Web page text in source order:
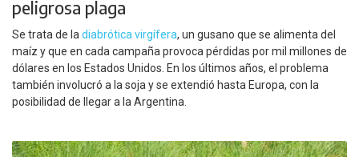
peligrosa plaga
Se trata de la diabrótica virgífera, un gusano que se alimenta del
maíz y que en cada campaña provoca pérdidas por mil millones de
dólares en los Estados Unidos. En los últimos años, el problema
también involucró a la soja y se extendió hasta Europa, con la
posibilidad de llegar a la Argentina.